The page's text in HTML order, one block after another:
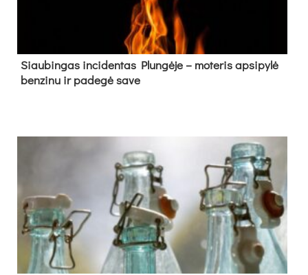
Siau­bin­gas in­ci­den­tas Plun­gė­je – mo­te­ris ap­si­py­lė
ben­zi­nu ir pa­de­gė sa­ve